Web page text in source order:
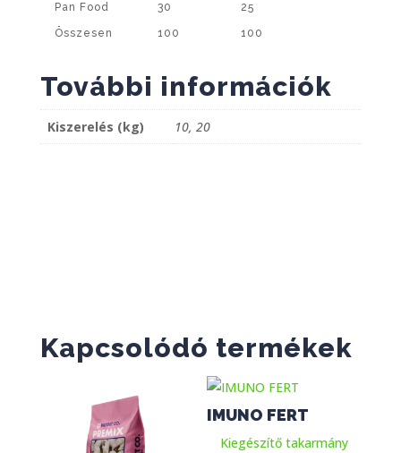
Pan Food 30 25
Összesen 100 100
További információk
Kiszerelés (kg) 10, 20
Kapcsolódó termékek
IMUNO FERT
Kiegészítő takarmány